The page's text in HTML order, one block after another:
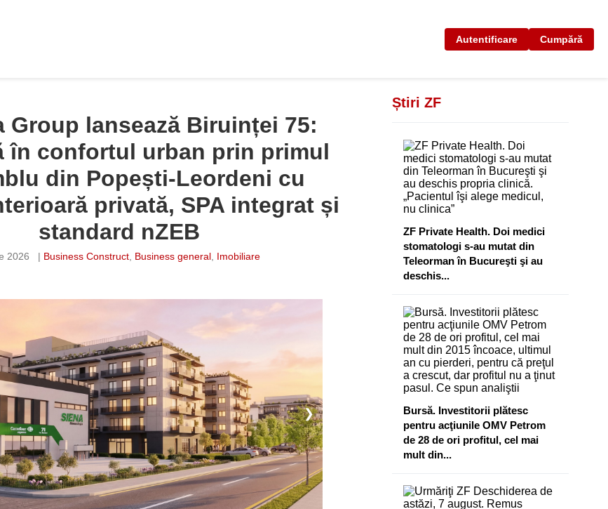
Autentificare Cumpără
Group lansează Biruinței 75:
în confortul urban prin primul
din Popești-Leordeni cu
privată, SPA integrat și
standard nZEB
2026 | Business Construct, Business general, Imobiliare
❯
Știri ZF
ZF Private Health. Doi medici
stomatologi s-au mutat din
Teleorman în Bucureşti şi au
deschis...
Bursă. Investitorii plătesc
pentru acţiunile OMV Petrom
de 28 de ori profitul, cel mai
mult din...